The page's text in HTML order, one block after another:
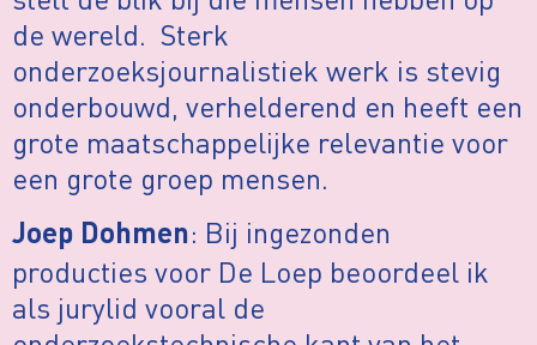
de wereld. Sterk
onderzoeksjournalistiek werk is stevig
onderbouwd, verhelderend en heeft een
grote maatschappelijke relevantie voor
een grote groep mensen.
Joep Dohmen: Bij ingezonden
producties voor De Loep beoordeel ik
als jurylid vooral de